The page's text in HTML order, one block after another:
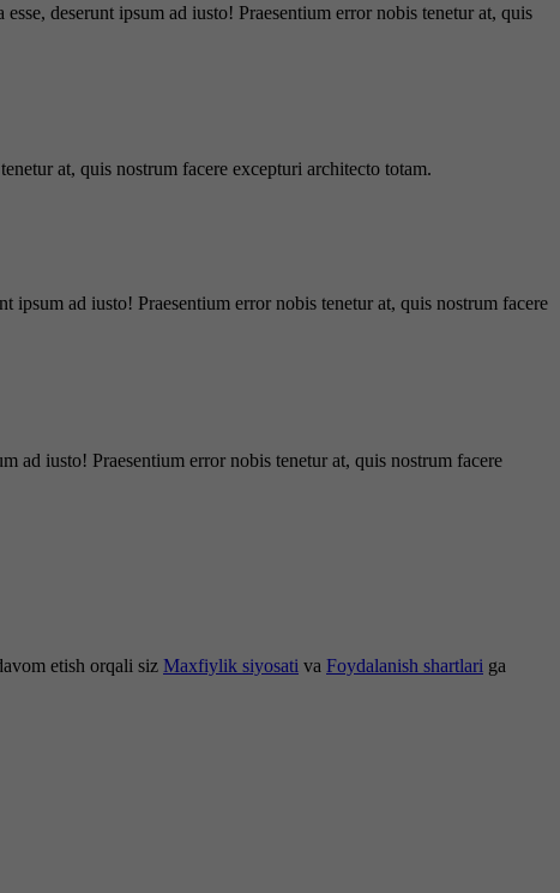
deserunt ipsum ad iusto! Praesentium error nobis tenetur at, quis
at, quis nostrum facere excepturi architecto totam.
ipsum ad iusto! Praesentium error nobis tenetur at, quis nostrum facere
ad iusto! Praesentium error nobis tenetur at, quis nostrum facere
etish orqali siz Maxfiylik siyosati va Foydalanish shartlari ga